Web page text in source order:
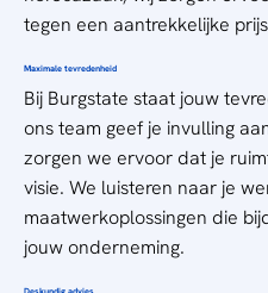
tegen een aantrekkelijke
Maximale tevredenheid
Bij Burgstate staat jouw
ons team geef je invulling
zorgen we ervoor dat je
visie. We luisteren naar je
maatwerkoplossingen die
jouw onderneming.
Deskundig advies